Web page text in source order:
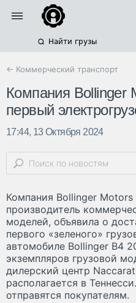
Найти грузы
← Коммерческий транспорт
Компания Bollinger
первый
17:44, 13 Октября 2024
Компания Bollinger
производитель
моделей, объявила о
первого «зеленого»
автомобиле Bollinger B4
экземпляров грузовой
дилерский центр
располагается в
отправятся покупателям.